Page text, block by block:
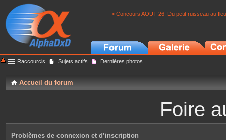
> Concours AOUT 26: Du petit ruisseau au
Raccourcis Sujets actifs Dernières photos
Accueil du forum
Foire
Problèmes de connexion et d’inscription